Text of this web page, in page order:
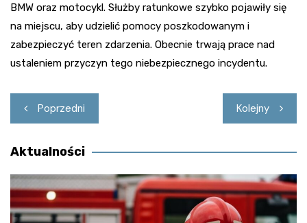
BMW oraz motocykl. Służby ratunkowe szybko pojawiły się
na miejscu, aby udzielić pomocy poszkodowanym i
zabezpieczyć teren zdarzenia. Obecnie trwają prace nad
ustaleniem przyczyn tego niebezpiecznego incydentu.
Nawigacja
wpisu
Poprzedni Kolejny
Aktualności